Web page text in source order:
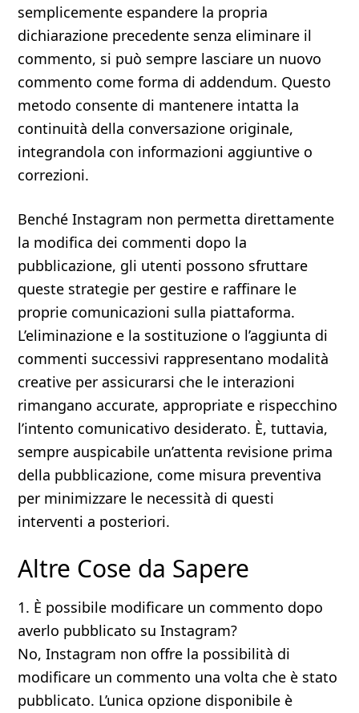
semplicemente espandere la propria
dichiarazione precedente senza eliminare il
commento, si può sempre lasciare un nuovo
commento come forma di addendum. Questo
metodo consente di mantenere intatta la
continuità della conversazione originale,
integrandola con informazioni aggiuntive o
correzioni.
Benché Instagram non permetta direttamente
la modifica dei commenti dopo la
pubblicazione, gli utenti possono sfruttare
queste strategie per gestire e raffinare le
proprie comunicazioni sulla piattaforma.
L’eliminazione e la sostituzione o l’aggiunta di
commenti successivi rappresentano modalità
creative per assicurarsi che le interazioni
rimangano accurate, appropriate e rispecchino
l’intento comunicativo desiderato. È, tuttavia,
sempre auspicabile un’attenta revisione prima
della pubblicazione, come misura preventiva
per minimizzare le necessità di questi
interventi a posteriori.
Altre Cose da Sapere
1. È possibile modificare un commento dopo
averlo pubblicato su Instagram?
No, Instagram non offre la possibilità di
modificare un commento una volta che è stato
pubblicato. L’unica opzione disponibile è